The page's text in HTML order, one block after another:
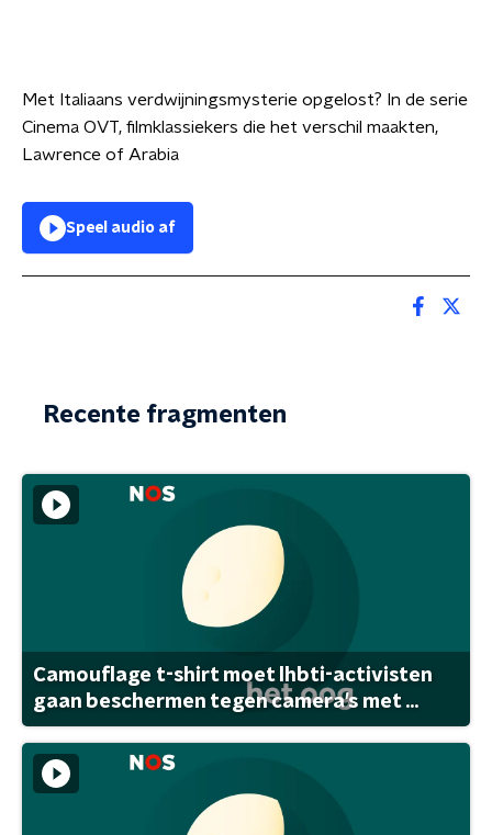
Met Italiaans verdwijningsmysterie opgelost? In de serie
Cinema OVT, filmklassiekers die het verschil maakten,
Lawrence of Arabia
Speel audio af
Recente fragmenten
Camouflage t-shirt moet lhbti-activisten
gaan beschermen tegen camera's met ...